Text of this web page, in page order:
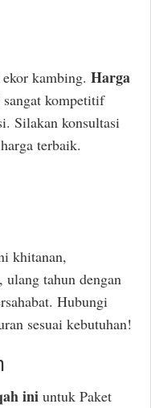
kambing. Harga
kompetitif
Silakan konsultasi
terbaik.
khitanan,
tahun dengan
Hubungi
sesuai kebutuhan!
ini untuk Paket